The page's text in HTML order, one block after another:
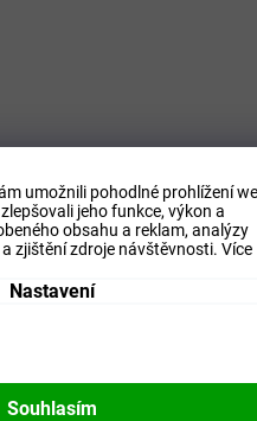
umožnili pohodlné prohlížení
jeho funkce, výkon a
obsahu a reklam, analýzy
zjištění zdroje návštěvnosti.
Nastavení
Souhlasím
448 Kč
–35 %